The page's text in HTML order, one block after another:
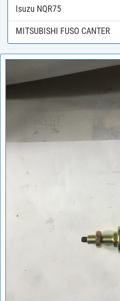
Isuzu NQR75
MITSUBISHI FUSO CANTER